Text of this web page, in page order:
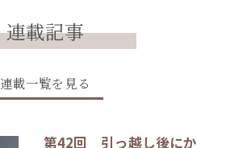
連載記事
連載一覧を見る
第42回 引っ越し後にか